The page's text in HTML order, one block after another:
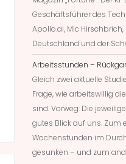
Geschäftsführer des
Apollo.ai, Mic
Deutschland und der
Arbeitsstunden –
Gleich zwei aktuelle
Frage, wie arbeitswillig
sind. Vorweg: Die
gutes Blick auf uns. Zum
Wochenstunden im
gesunken – und zum